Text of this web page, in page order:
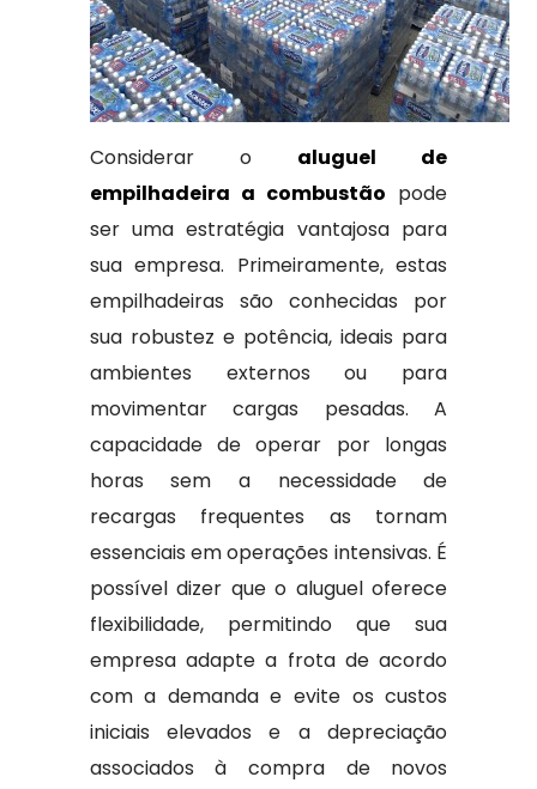
Considerar o aluguel de
empilhadeira a combustão pode
ser uma estratégia vantajosa para
sua empresa. Primeiramente, estas
empilhadeiras são conhecidas por
sua robustez e potência, ideais para
ambientes externos ou para
movimentar cargas pesadas. A
capacidade de operar por longas
horas sem a necessidade de
recargas frequentes as tornam
essenciais em operações intensivas. É
possível dizer que o aluguel oferece
flexibilidade, permitindo que sua
empresa adapte a frota de acordo
com a demanda e evite os custos
iniciais elevados e a depreciação
associados à compra de novos